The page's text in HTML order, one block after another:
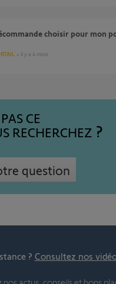
il y a 4 mois
CE
RECHERCHEZ
question
? Consultez nos